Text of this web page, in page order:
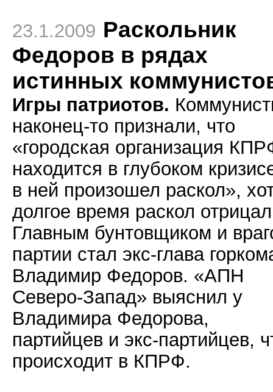
23.1.2009 Раскольник
Федоров в рядах
истинных
Игры патриотов.
наконец-то признали, что
«городская организация
находится в глубоком
в ней произошел раскол»,
долгое время раскол
Главным бунтовщиком и
партии стал экс-глава
Владимир Федоров. «АПН
Северо-Запад» выяснил у
Владимира Федорова,
партийцев и экс-партийцев,
происходит в КПРФ.